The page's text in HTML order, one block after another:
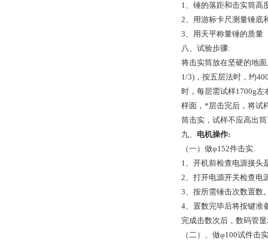
1、锤的落距和击实筒高
2、用游标卡尺测量锤底
3、用天平称量锤的质量
八、试验步骤:
将击实筒放在坚硬的地
1/3)，按五层法时，约
时，每层需试样1700g
样面，*层击完后，将试
筒击实，试样不应高出
九、 电机操作:
（一）做φ152件击实.
1、开机前检查电源接头
2、打开电源开关检查电
3、按所需锤击次数置数
4、置数完毕后将按键准
完成击数次后，数码管
（二）、做φ100试件击